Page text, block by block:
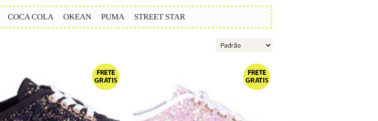
COCA COLA OKEAN PUMA STREET STAR